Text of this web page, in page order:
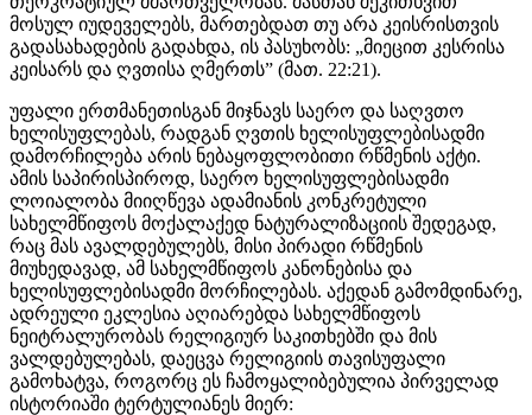
მოსულ იუდეველებს, მართებდათ თუ არა კეისრისთვის
გადასახადების გადახდა, ის პასუხობს: „მიეცით კესრისა
კეისარს და ღვთისა ღმერთს” (მათ. 22:21).
უფალი ერთმანეთისგან მიჯნავს საერო და საღვთო
ხელისუფლებას, რადგან ღვთის ხელისუფლებისადმი
დამორჩილება არის ნებაყოფლობითი რწმენის აქტი.
ამის საპირისპიროდ, საერო ხელისუფლებისადმი
ლოიალობა მიიღწევა ადამიანის კონკრეტული
სახელმწიფოს მოქალაქედ ნატურალიზაციის შედეგად,
რაც მას ავალდებულებს, მისი პირადი რწმენის
მიუხედავად, ამ სახელმწიფოს კანონებისა და
ხელისუფლებისადმი მორჩილებას. აქედან გამომდინარე,
ადრეული ეკლესია აღიარებდა სახელმწიფოს
ნეიტრალურობას რელიგიურ საკითხებში და მის
ვალდებულებას, დაეცვა რელიგიის თავისუფალი
გამოხატვა, როგორც ეს ჩამოყალიბებულია პირველად
ისტორიაში ტერტულიანეს მიერ: